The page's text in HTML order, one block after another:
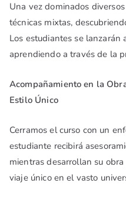
Una vez dominados
técnicas mixtas,
Los estudiantes se lanzarán
aprendiendo a través de la
Acompañamiento en la
Estilo Único
Cerramos el curso con un
estudiante recibirá
mientras desarrollan su
viaje único en el vasto